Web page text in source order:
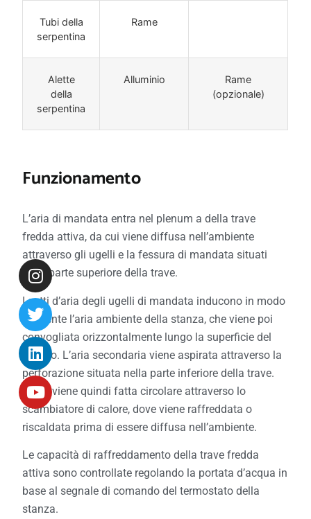
Tubi della
serpentina
Rame
Alette
della
serpentina
Alluminio
Rame
(opzionale)
Funzionamento
L’aria di mandata entra nel plenum a della trave
fredda attiva, da cui viene diffusa nell’ambiente
attraverso gli ugelli e la fessura di mandata situati
nella parte superiore della trave.
I getti d’aria degli ugelli di mandata inducono in modo
efficiente l’aria ambiente della stanza, che viene poi
convogliata orizzontalmente lungo la superficie del
soffitto. L’aria secondaria viene aspirata attraverso la
perforazione situata nella parte inferiore della trave.
L’aria viene quindi fatta circolare attraverso lo
scambiatore di calore, dove viene raffreddata o
riscaldata prima di essere diffusa nell’ambiente.
Le capacità di raffreddamento della trave fredda
attiva sono controllate regolando la portata d’acqua in
base al segnale di comando del termostato della
stanza.